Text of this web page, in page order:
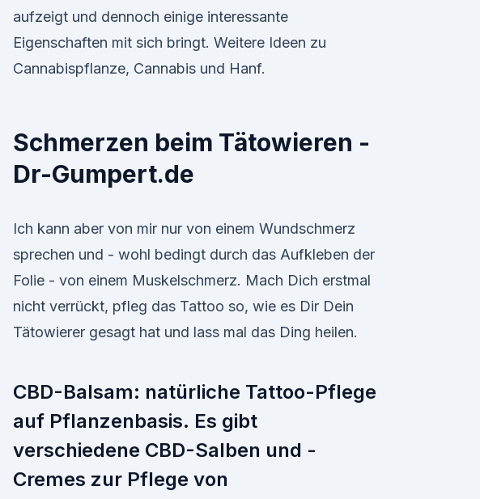
aufzeigt und dennoch einige interessante
Eigenschaften mit sich bringt. Weitere Ideen zu
Cannabispflanze, Cannabis und Hanf.
Schmerzen beim Tätowieren -
Dr-Gumpert.de
Ich kann aber von mir nur von einem Wundschmerz
sprechen und - wohl bedingt durch das Aufkleben der
Folie - von einem Muskelschmerz. Mach Dich erstmal
nicht verrückt, pfleg das Tattoo so, wie es Dir Dein
Tätowierer gesagt hat und lass mal das Ding heilen.
CBD-Balsam: natürliche Tattoo-Pflege
auf Pflanzenbasis. Es gibt
verschiedene CBD-Salben und -
Cremes zur Pflege von